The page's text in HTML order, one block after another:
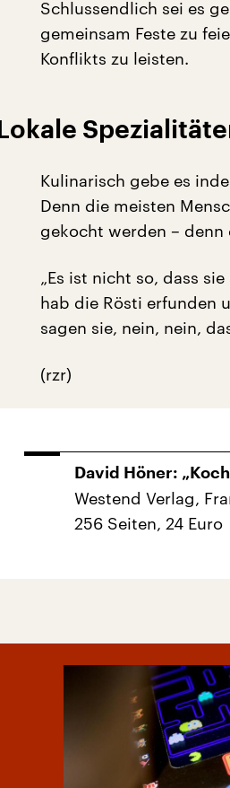
Schlussendlich sei es
gemeinsam Feste zu
Konflikts zu leisten.
Lokale
Kulinarisch gebe es
Denn die meisten
gekocht werden –
„Es ist nicht so, dass
hab die Rösti erfunden
sagen sie, nein, nein,
(rzr)
David Höner:
Westend Verlag,
256 Seiten, 24 Euro